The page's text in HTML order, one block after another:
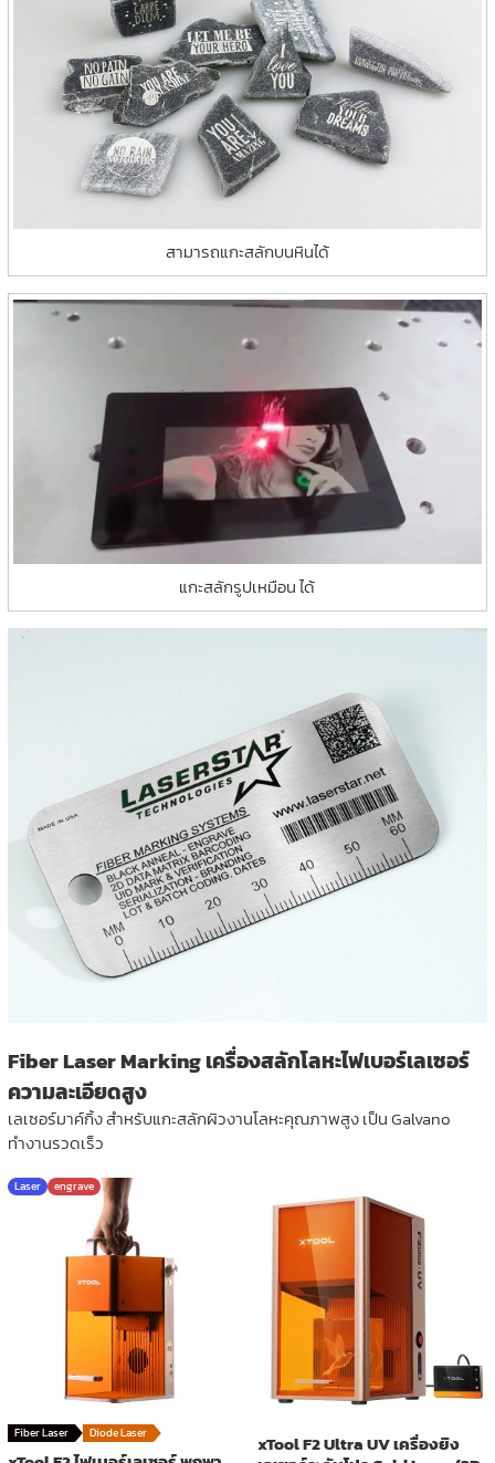
สามารถแกะสลักบนหินได้
แกะสลักรูปเหมือน ได้
Fiber Laser Marking เครื่องสลักโลหะไฟเบอร์เลเซอร์
ความละเอียดสูง
เลเซอร์มาค์กิ้ง สำหรับแกะสลักผิวงานโลหะคุณภาพสูง เป็น Galvano
ทำงานรวดเร็ว
Laser engrave
Fiber Laser Diode Laser
xTool F2 Ultra UV เครื่องยิง